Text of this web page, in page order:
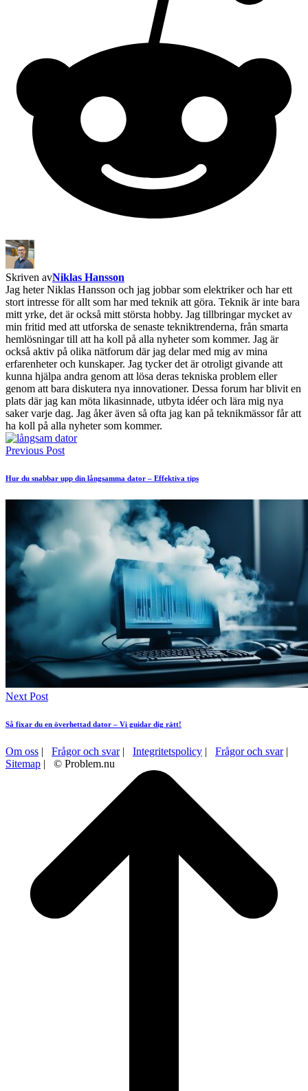
Skriven avNiklas Hansson
Jag heter Niklas Hansson och jag jobbar som elektriker och har ett
stort intresse för allt som har med teknik att göra. Teknik är inte bara
mitt yrke, det är också mitt största hobby. Jag tillbringar mycket av
min fritid med att utforska de senaste tekniktrenderna, från smarta
hemlösningar till att ha koll på alla nyheter som kommer. Jag är
också aktiv på olika nätforum där jag delar med mig av mina
erfarenheter och kunskaper. Jag tycker det är otroligt givande att
kunna hjälpa andra genom att lösa deras tekniska problem eller
genom att bara diskutera nya innovationer. Dessa forum har blivit en
plats där jag kan möta likasinnade, utbyta idéer och lära mig nya
saker varje dag. Jag åker även så ofta jag kan på teknikmässor får att
ha koll på alla nyheter som kommer.
Previous Post
Hur du snabbar upp din långsamma dator – Effektiva tips
Next Post
Så fixar du en överhettad dator – Vi guidar dig rätt!
Om oss | Frågor och svar| Integritetspolicy | Frågor och svar|
Sitemap | © Problem.nu